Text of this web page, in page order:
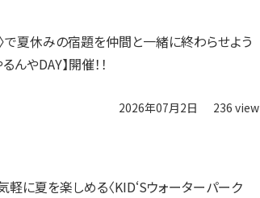
〉で夏休みの宿題を仲間と一緒に終わらせよう
んやDAY】開催！！
2026年07月2日 236 view
に夏を楽しめる〈KID‘Sウォーターパーク